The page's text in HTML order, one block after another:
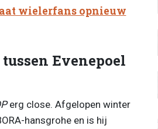
wielerfans opnieuw
Evenepoel
erg close. Afgelopen winter
hansgrohe en is hij